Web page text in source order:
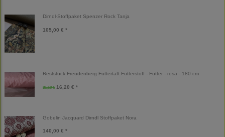
Dirndl-Stoffpaket Spenzer Rock Tanja
105,00 € *
Reststück Freudenberg Futtertaft Futterstoff - Futter - rosa - 180 cm
21,60 € 16,20 € *
Gobelin Jacquard Dirndl Stoffpaket Nora
140,00 € *